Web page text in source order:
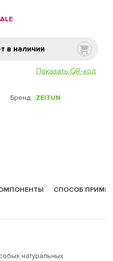
в наличии
Показать QR-код
Бренд: ZEITUN
СПОСОБ
натуральных